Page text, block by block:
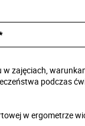
w zajęciach,
podczas
w ergometrze